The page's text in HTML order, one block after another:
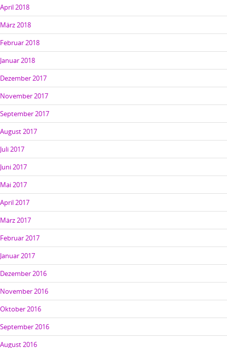
April 2018
März 2018
Februar 2018
Januar 2018
Dezember 2017
November 2017
September 2017
August 2017
Juli 2017
Juni 2017
Mai 2017
April 2017
März 2017
Februar 2017
Januar 2017
Dezember 2016
November 2016
Oktober 2016
September 2016
August 2016